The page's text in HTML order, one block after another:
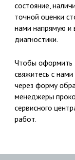
состояние,
точной оценки
нами напрямую и
диагностики.
Чтобы оформить
свяжитесь с
через форму
менеджеры
сервисного
работ.